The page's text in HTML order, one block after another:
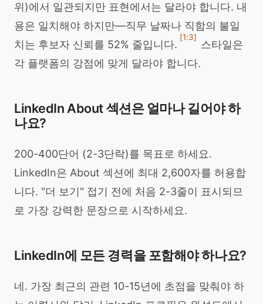
위)에서 일관되지만 표현에서는 달라야 합니다. 내
용은 일치해야 하지만—직무 날짜나 직함의 불일
치는 후보자 신뢰를 52% 줄입니다.
[1:3]
스타일은
각 플랫폼의 강점에 맞게 달라야 합니다.
LinkedIn About 섹션은 얼마나 길어야 하
나요?
200-400단어 (2-3단락)를 목표로 하세요.
LinkedIn은 About 섹션에 최대 2,600자를 허용합
니다. "더 보기" 접기 전에 처음 2-3줄이 표시되므
로 가장 강력한 문장으로 시작하세요.
LinkedIn에 모든 경력을 포함해야 하나요?
네. 가장 최근의 관련 10-15년에 초점을 맞춰야 하